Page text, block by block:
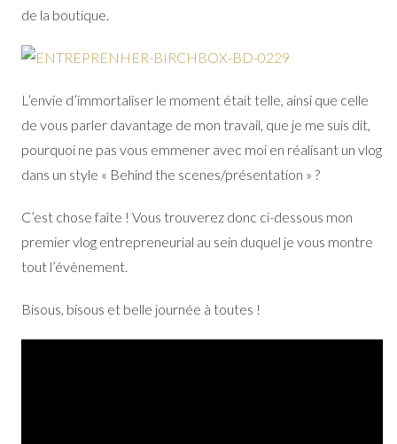
de la boutique.
L’envie d’immortaliser le moment était telle, ainsi que celle
de vous parler davantage de mon travail, que je me suis dit,
pourquoi ne pas vous emmener avec moi en réalisant un vlog
dans un style « Behind the scenes/présentation » ?
C’est chose faîte ! Vous trouverez donc ci-dessous mon
premier vlog entrepreneurial au sein duquel je vous montre
tout l’évènement.
Bisous, bisous et belle journée à toutes !